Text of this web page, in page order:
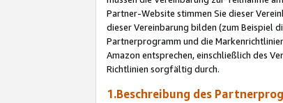
Partner-Website stimmen Sie dieser
dieser Vereinbarung bilden (zum Beispiel
Partnerprogramm und die
Amazon entsprechen, einschließlich des
Richtlinien sorgfältig durch.
1.Beschreibung des